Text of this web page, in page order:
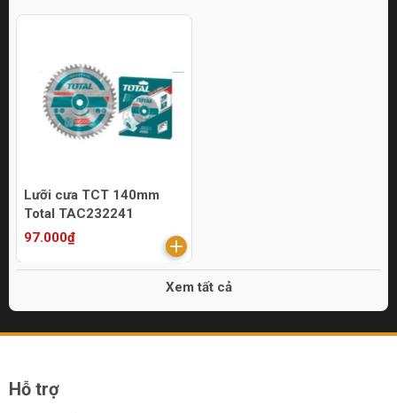
Lưỡi cưa TCT 140mm
Total TAC232241
97.000₫
Xem tất cả
Hỗ trợ